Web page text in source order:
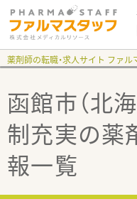
薬剤師の転職・求人サイト ファル
函館市（北
制充実の薬
報一覧